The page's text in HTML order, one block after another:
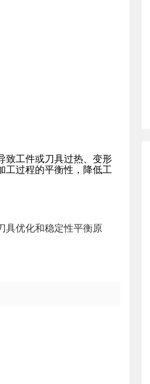
致工件或刀具过热、变形
工过程的平衡性，降低工
具优化和稳定性平衡原